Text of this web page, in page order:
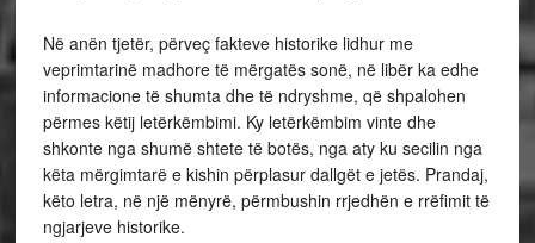
Në anën tjetër, përveç fakteve historike lidhur me
veprimtarinë madhore të mërgatës sonë, në libër ka edhe
informacione të shumta dhe të ndryshme, që shpalohen
përmes këtij letërkëmbimi. Ky letërkëmbim vinte dhe
shkonte nga shumë shtete të botës, nga aty ku secilin nga
këta mërgimtarë e kishin përplasur dallgët e jetës. Prandaj,
këto letra, në një mënyrë, përmbushin rrjedhën e rrëfimit të
ngjarjeve historike.